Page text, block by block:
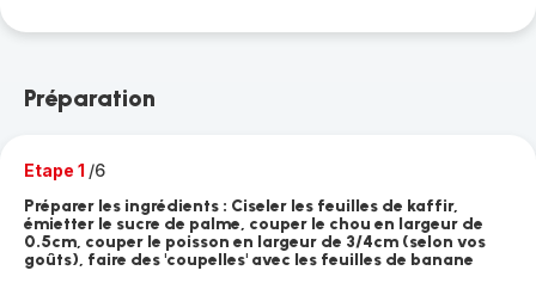
Préparation
Etape 1 /6
Préparer les ingrédients : Ciseler les feuilles de kaffir,
émietter le sucre de palme, couper le chou en largeur de
0.5cm, couper le poisson en largeur de 3/4cm (selon vos
goûts), faire des 'coupelles' avec les feuilles de banane